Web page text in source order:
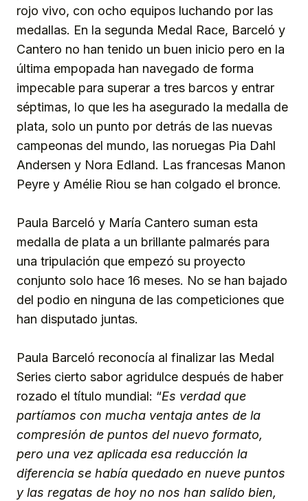
rojo vivo, con ocho equipos luchando por las
medallas. En la segunda Medal Race, Barceló y
Cantero no han tenido un buen inicio pero en la
última empopada han navegado de forma
impecable para superar a tres barcos y entrar
séptimas, lo que les ha asegurado la medalla de
plata, solo un punto por detrás de las nuevas
campeonas del mundo, las noruegas Pia Dahl
Andersen y Nora Edland. Las francesas Manon
Peyre y Amélie Riou se han colgado el bronce.
Paula Barceló y María Cantero suman esta
medalla de plata a un brillante palmarés para
una tripulación que empezó su proyecto
conjunto solo hace 16 meses. No se han bajado
del podio en ninguna de las competiciones que
han disputado juntas.
Paula Barceló reconocía al finalizar las Medal
Series cierto sabor agridulce después de haber
rozado el título mundial: “Es verdad que
partíamos con mucha ventaja antes de la
compresión de puntos del nuevo formato,
pero una vez aplicada esa reducción la
diferencia se había quedado en nueve puntos
y las regatas de hoy no nos han salido bien,